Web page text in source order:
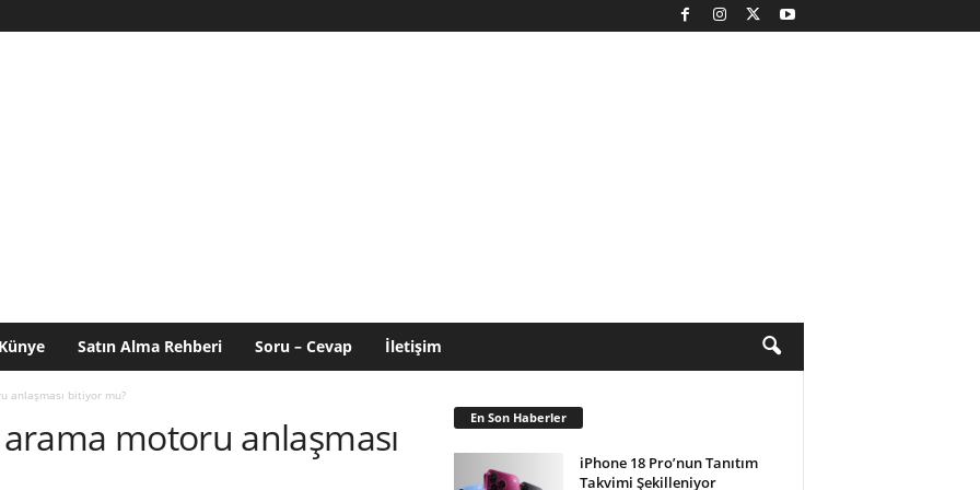
Künye Satın Alma Rehberi Soru – Cevap İletişim
anlaşması bitiyor mu?
arama motoru anlaşması
En Son Haberler
iPhone 18 Pro’nun Tanıtım
Takvimi Şekilleniyor